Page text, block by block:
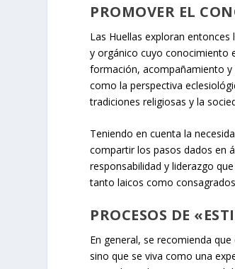
PROMOVER EL
Las Huellas exploran entonces
y orgánico cuyo conocimiento
formación, acompañamiento y
como la perspectiva
tradiciones religiosas y la
Teniendo en cuenta la
compartir los pasos dados en
responsabilidad y liderazgo
tanto laicos como
PROCESOS DE
En general, se recomienda
sino que se viva como una